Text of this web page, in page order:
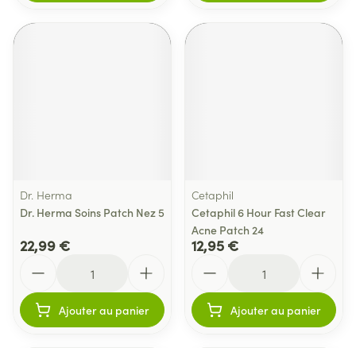
Dr. Herma
Dr. Herma Soins Patch Nez 5
22,99 €
Ajouter au panier
Cetaphil
Cetaphil 6 Hour Fast Clear
Acne Patch 24
12,95 €
Ajouter au panier